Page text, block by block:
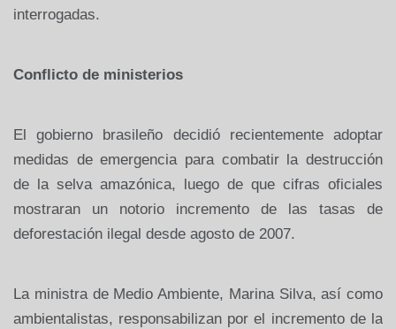
interrogadas.
Conflicto de ministerios
El gobierno brasileño decidió recientemente adoptar
medidas de emergencia para combatir la destrucción
de la selva amazónica, luego de que cifras oficiales
mostraran un notorio incremento de las tasas de
deforestación ilegal desde agosto de 2007.
La ministra de Medio Ambiente, Marina Silva, así como
ambientalistas, responsabilizan por el incremento de la